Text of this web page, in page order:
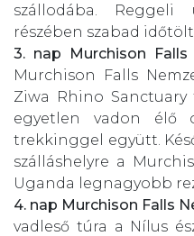
szállodába.
részében szabad
3. nap
Murchison
Murchison Falls
Ziwa Rhino Sanctuary
egyetlen vadon élő
trekkinggel együtt.
szálláshelyre a
Uganda legnagyobb
4. nap Murchison Falls
vadleső túra a Nílus